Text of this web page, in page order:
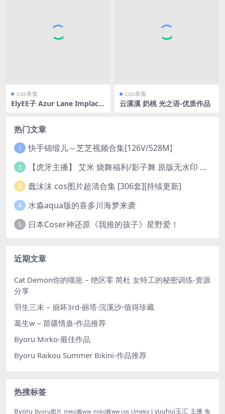
cos单集
ElyEE子 Azur Lane Implaca
cos单集
云溪溪 奶桃 光之语-优质作品
热门文章
1 快手锦缎儿～芝芝视频合集[126V/528M]
2 【虎牙主播】 艾米 烧舞福利/影子舞 原版无水印 （1v/130m）
3 蠢沫沫 cos图片超清合集 [306套][持续更新]
4 水淼aqua版的喜多川海梦来袭
5 日本Coser神还原《我推的孩子》星野爱！
近期文章
Cat Demon你的喵崽 – 绝区零 简杜 女特工的秘密训练-资源
分享
羽生三未 – 崩坏3rd-丽塔·浣溪沙-值得珍藏
葛生w – 苗疆情蛊-作品推荐
Byoru Mirko-最佳作品
Byoru Raikou Summer Bikini-作品推荐
热搜标签
Byoru Byoru图片 miko酱ww miko酱ww cos Umeko J yuuhui玉汇 主播 兔